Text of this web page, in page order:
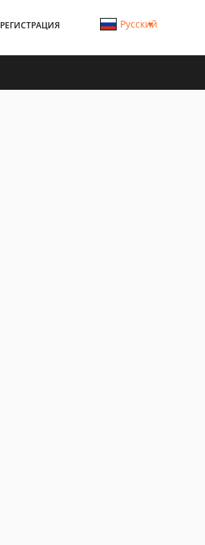
РЕГИСТРАЦИЯ Русский